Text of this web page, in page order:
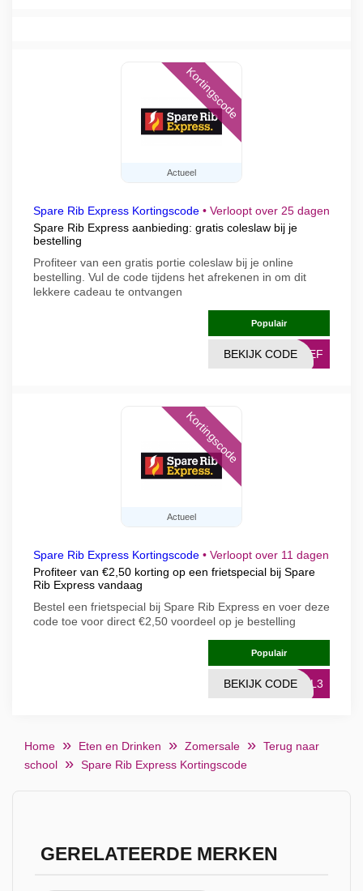
Actueel
Kortingscode
Spare Rib Express Kortingscode • Verloopt over 25 dagen
Spare Rib Express aanbieding: gratis coleslaw bij je
bestelling
Profiteer van een gratis portie coleslaw bij je online
bestelling. Vul de code tijdens het afrekenen in om dit
lekkere cadeau te ontvangen
Populair
RIEF
BEKIJK CODE
Actueel
Kortingscode
Spare Rib Express Kortingscode • Verloopt over 11 dagen
Profiteer van €2,50 korting op een frietspecial bij Spare
Rib Express vandaag
Bestel een frietspecial bij Spare Rib Express en voer deze
code toe voor direct €2,50 voordeel op je bestelling
Populair
VKL3
BEKIJK CODE
Home Eten en Drinken Zomersale
Terug naar
school
Spare Rib Express Kortingscode
GERELATEERDE MERKEN